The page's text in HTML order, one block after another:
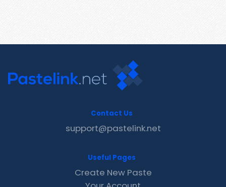
Contact Us
support@pastelink.net
Useful Pages
Create New Paste